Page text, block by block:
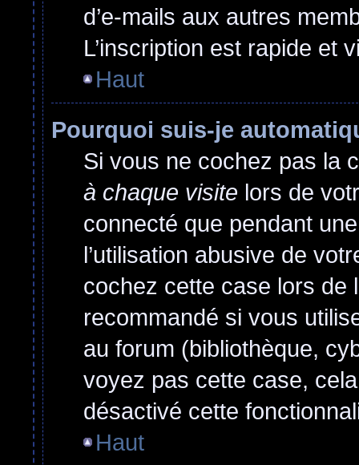
d’e-mails aux autres
L’inscription est rapide et
Haut
Pourquoi suis-je
Si vous ne cochez pas la
à chaque visite lors de
connecté que pendant
l’utilisation abusive de
cochez cette case lors de
recommandé si vous
au forum (bibliothèque,
voyez pas cette case,
désactivé cette
Haut